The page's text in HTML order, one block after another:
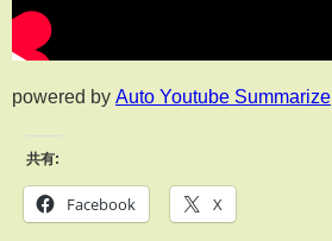
powered by Auto Youtube Summarize
共有:
Facebook X